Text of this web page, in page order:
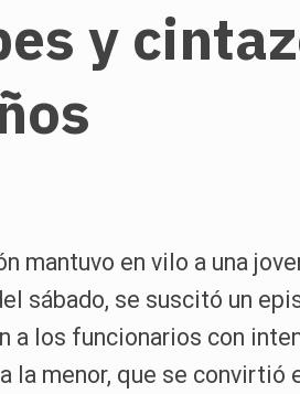
y
mantuvo en vilo a una
sábado, se suscitó un
los funcionarios con
menor, que se convirtió